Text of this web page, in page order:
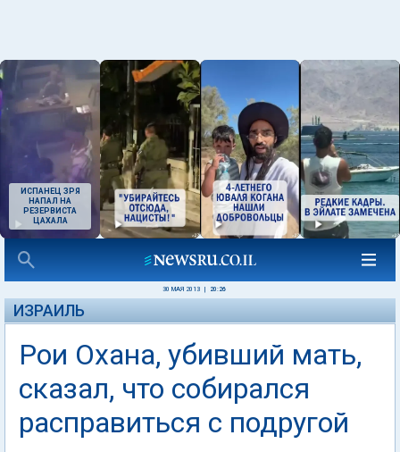
ИСПАНЕЦ ЗРЯ
НАПАЛ НА
РЕЗЕРВИСТА
ЦАХАЛА
30 МАЯ 2013 20:26
ИЗРАИЛЬ
Рои Охана, убивший мать,
сказал, что собирался
расправиться с подругой